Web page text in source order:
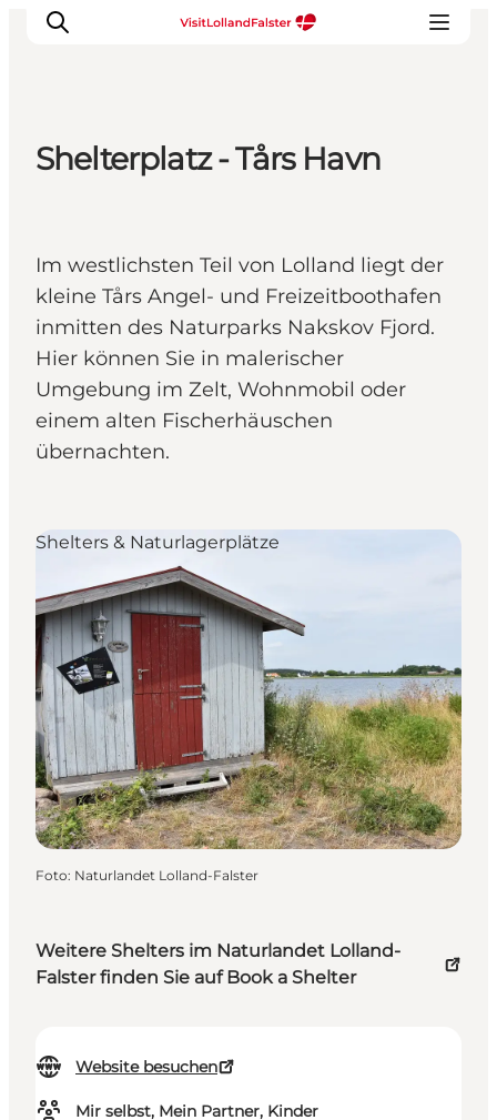
Gastronomie
Urlaubsplaner
Shelterplatz - Tårs Havn
Im westlichsten Teil von Lolland liegt der
kleine Tårs Angel- und Freizeitboothafen
inmitten des Naturparks Nakskov Fjord.
Hier können Sie in malerischer
Umgebung im Zelt, Wohnmobil oder
einem alten Fischerhäuschen
übernachten.
Weitere Shelters im Naturlandet Lolland-
Falster finden Sie auf Book a Shelter
Website besuchen
Mir selbst, Mein Partner, Kinder
Shelters & Naturlagerplätze
Foto: Naturlandet Lolland-Falster